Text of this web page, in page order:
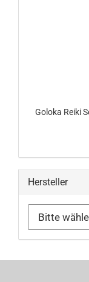
Goloka Reiki
Hersteller